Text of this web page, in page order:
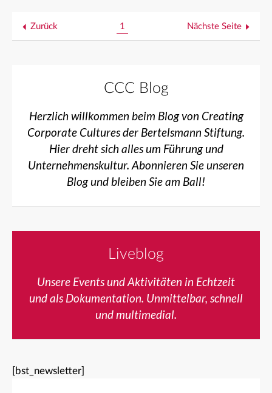
Zurück 1 Nächste Seite
CCC Blog
Herzlich willkommen beim Blog von Creating
Corporate Cultures der Bertelsmann Stiftung.
Hier dreht sich alles um Führung und
Unternehmenskultur. Abonnieren Sie unseren
Blog und bleiben Sie am Ball!
Liveblog
Unsere Events und Aktivitäten in Echtzeit
und als Dokumentation. Unmittelbar, schnell
und multimedial.
[bst_newsletter]